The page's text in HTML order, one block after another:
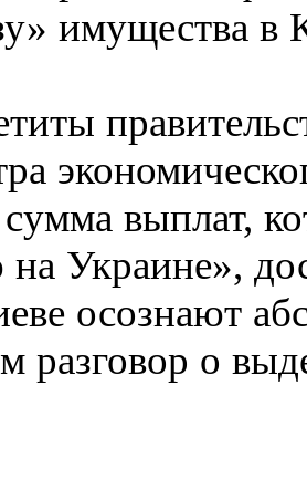
имущества в
выплат,
на Украине»,
осознают
разговор о